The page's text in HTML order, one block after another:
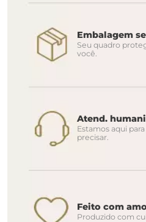
Embalagem
Seu quadro
você.
Atend.
Estamos aqui
precisar.
Feito com
Produzido com